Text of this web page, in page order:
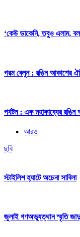
‘কেউ ডাকেনি, তবুও এলাম,
গরম বেলুন : রঙিন আকাশের
পর্যটন : এক মহাকাব্যের রঙিন
আরও
ছবি
স্টাইলিশ হ্যাটে অচেনা সাবিলা
জুলাই গণঅভ্যুত্থান স্মৃতি